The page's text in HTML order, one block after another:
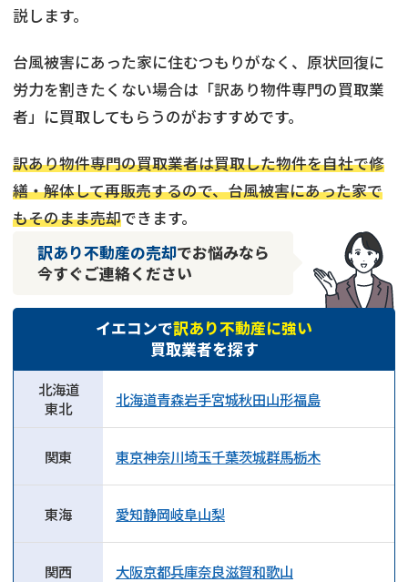
説します。
台風被害にあった家に住むつもりがなく、原状回復に
労力を割きたくない場合は「訳あり物件専門の買取業
者」に買取してもらうのがおすすめです。
訳あり物件専門の買取業者は買取した物件を自社で修
繕・解体して再販売するので、台風被害にあった家で
もそのまま売却できます。
訳あり不動産の売却でお悩みなら
今すぐご連絡ください
イエコンで訳あり不動産に強い
買取業者を探す
北海道
東北
北海道青森岩手宮城秋田山形福島
関東 東京神奈川埼玉千葉茨城群馬栃木
東海 愛知静岡岐阜山梨
関西 大阪京都兵庫奈良滋賀和歌山